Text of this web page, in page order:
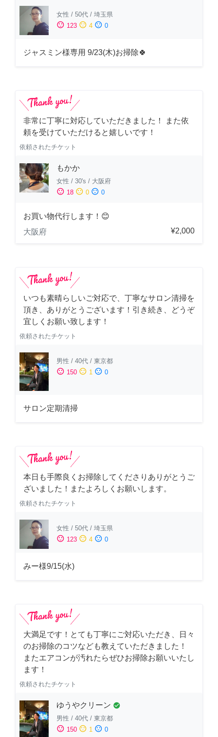
女性 / 50代 / 埼玉県
sentiment_satisfied 123 sentiment_neutral 4 sentiment_dissatisfied 0
ジャスミン様専用 9/23(木)お掃除🍀
非常に丁寧に対応していただきました！ また依
頼を受けていただけると嬉しいです！
依頼されたチケット
もかか
女性 / 30's / 大阪府
sentiment_satisfied 18 sentiment_neutral 0 sentiment_dissatisfied 0
お買い物代行します！😊
大阪府
¥2,000
いつも素晴らしいご対応で、丁寧なサロン清掃を
頂き、ありがとうございます！引き続き、どうぞ
宜しくお願い致します！
依頼されたチケット
男性 / 40代 / 東京都
sentiment_satisfied 150 sentiment_neutral 1 sentiment_dissatisfied 0
サロン定期清掃
本日も手際良くお掃除してくださりありがとうご
ざいました！またよろしくお願いします。
依頼されたチケット
女性 / 50代 / 埼玉県
sentiment_satisfied 123 sentiment_neutral 4 sentiment_dissatisfied 0
みー様9/15(水)
大満足です！とても丁寧にご対応いただき、日々
のお掃除のコツなども教えていただきました！
またエアコンが汚れたらぜひお掃除お願いいたし
ます！
依頼されたチケット
ゆうやクリーン check_circle
男性 / 40代 / 東京都
sentiment_satisfied 150 sentiment_neutral 1 sentiment_dissatisfied 0